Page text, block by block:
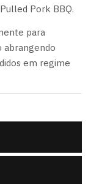
Pork BBQ.
para
abrangendo
em regime